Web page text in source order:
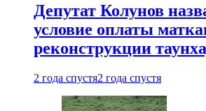
Депутат Колунов
условие оплаты
реконструкции
2 года спустя2 года спустя